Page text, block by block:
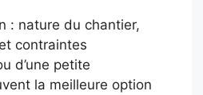
: nature du chantier,
contraintes
d’une petite
la meilleure option